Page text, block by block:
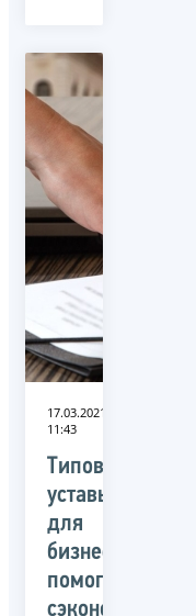
17.03.2021
11:43
Типовые
уставы
для
бизнеса
помогут
сэкономить